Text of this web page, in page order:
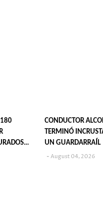
180
CONDUCTOR
TERMINÓ
UN GUARDARRAÍL
August 04, 2026